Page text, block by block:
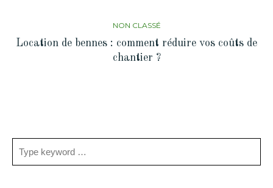
NON CLASSÉ
Location de bennes : comment réduire vos coûts de
chantier ?